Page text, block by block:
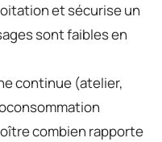
et sécurise un
sont faibles en
continue (atelier,
combien rapporte